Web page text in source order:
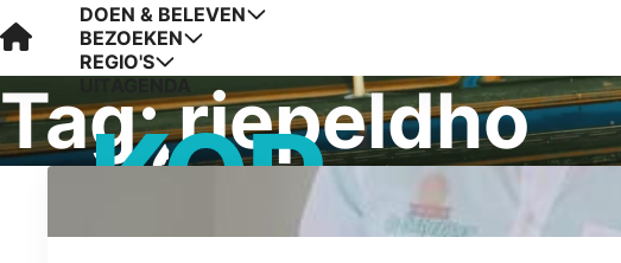
Visit Kop van Holland
DOEN & BELEVEN
BEZOEKEN
REGIO'S
Tag:riepeldho